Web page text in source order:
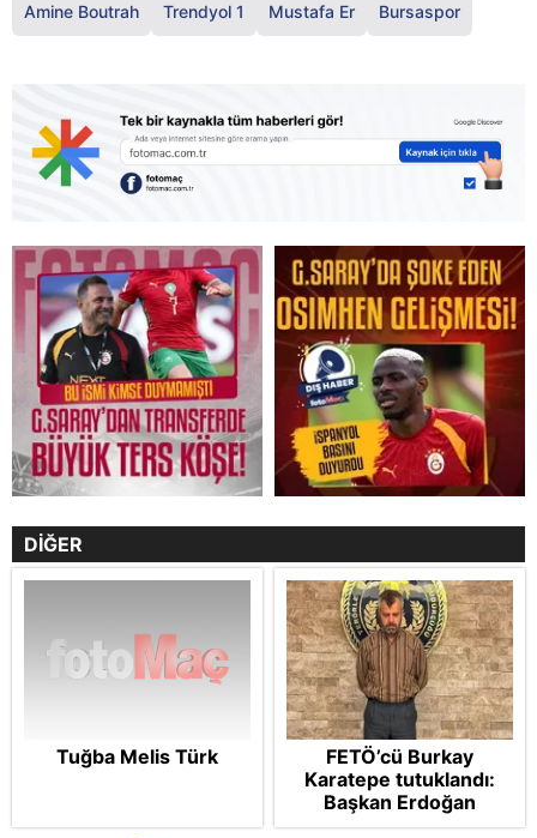
Amine Boutrah Trendyol 1 Mustafa Er Bursaspor
DİĞER
Tuğba Melis Türk
FETÖ’cü Burkay
Karatepe tutuklandı:
Başkan Erdoğan
şikayetçi oldu! 5 suçtan